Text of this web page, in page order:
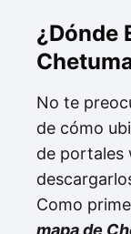
¿Dónde
No te
de cómo
de portales
Como
mapa de